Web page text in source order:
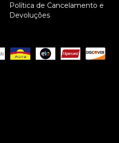
Política de Cancelamento e
Devoluções